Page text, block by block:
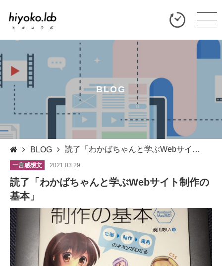
BLOG
BLOG 読了「わかばちゃんと学ぶWebサイト制作の基本」
一言感想文 2021.03.29
読了「わかばちゃんと学ぶWebサイト制作の
基本」